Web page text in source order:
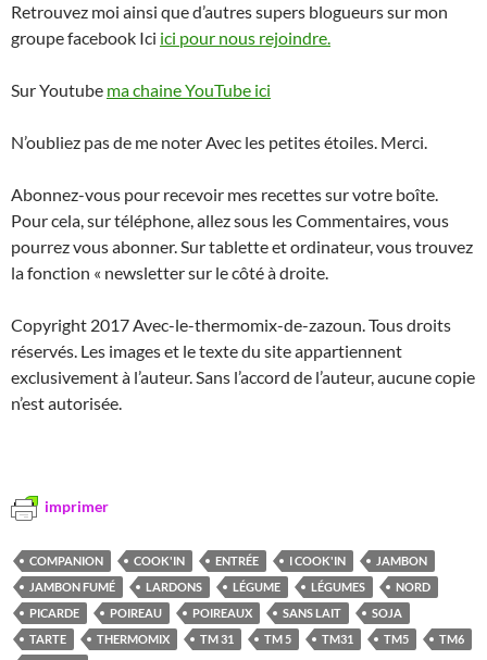
Retrouvez moi ainsi que d’autres supers blogueurs sur mon
groupe facebook Ici ici pour nous rejoindre.
Sur Youtube ma chaine YouTube ici
N’oubliez pas de me noter Avec les petites étoiles. Merci.
Abonnez-vous pour recevoir mes recettes sur votre boîte.
Pour cela, sur téléphone, allez sous les Commentaires, vous
pourrez vous abonner. Sur tablette et ordinateur, vous trouvez
la fonction « newsletter sur le côté à droite.
Copyright 2017 Avec-le-thermomix-de-zazoun. Tous droits
réservés. Les images et le texte du site appartiennent
exclusivement à l’auteur. Sans l’accord de l’auteur, aucune copie
n’est autorisée.
imprimer
COMPANION COOK'IN ENTRÉE I COOK'IN
JAMBON
JAMBON FUMÉ
LARDONS LÉGUME LÉGUMES
NORD
PICARDE
POIREAU POIREAUX SANS LAIT
SOJA
TARTE
THERMOMIX TM 31 TM 5 TM31 TM5
TM6